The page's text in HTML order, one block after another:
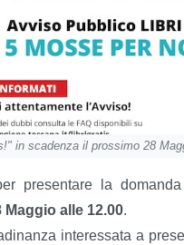
in scadenza il prossimo 28
presentare la
Maggio alle 12.00.
interessata a